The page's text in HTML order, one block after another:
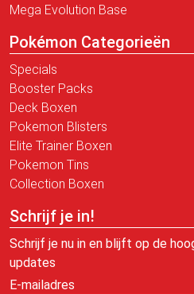
Mega Evolution Base
Pokémon Categorieën
Specials
Booster Packs
Deck Boxen
Pokemon Blisters
Elite Trainer Boxen
Pokemon Tins
Collection Boxen
Schrijf je in!
Schrijf je nu in en blijft op de
updates
E-mailadres